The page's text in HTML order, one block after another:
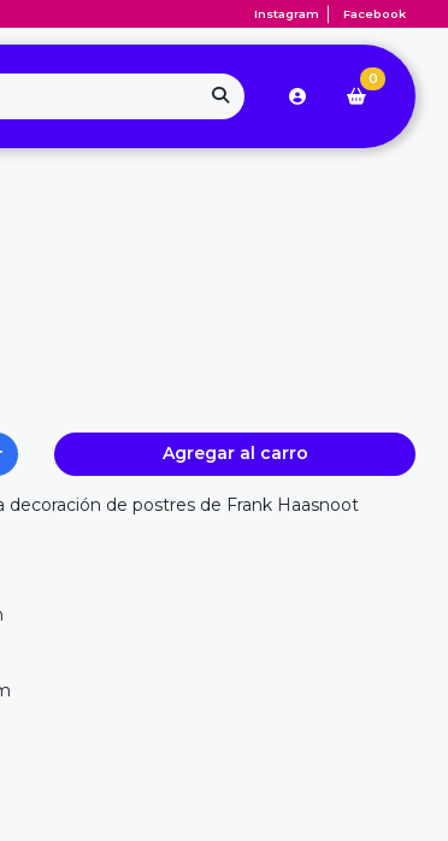
Instagram Facebook
0
Agregar al carro
decoración de postres de Frank Haasnoot